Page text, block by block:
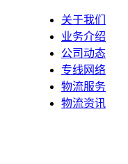
关于我们
业务介绍
公司动态
专线网络
物流服务
物流资讯